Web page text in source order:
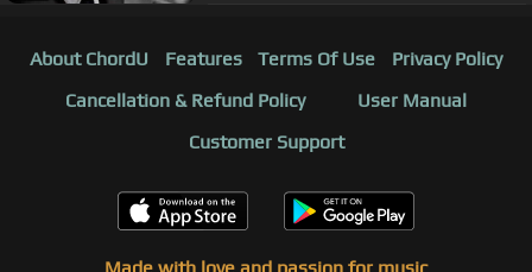
About ChordU Features Terms Of Use
Privacy Policy
Cancellation & Refund Policy
User Manual
Customer Support